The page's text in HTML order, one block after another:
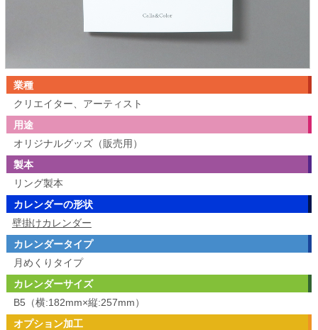
業種
クリエイター、アーティスト
用途
オリジナルグッズ（販売用）
製本
リング製本
カレンダーの形状
壁掛けカレンダー
カレンダータイプ
月めくりタイプ
カレンダーサイズ
B5（横:182mm×縦:257mm）
オプション加工